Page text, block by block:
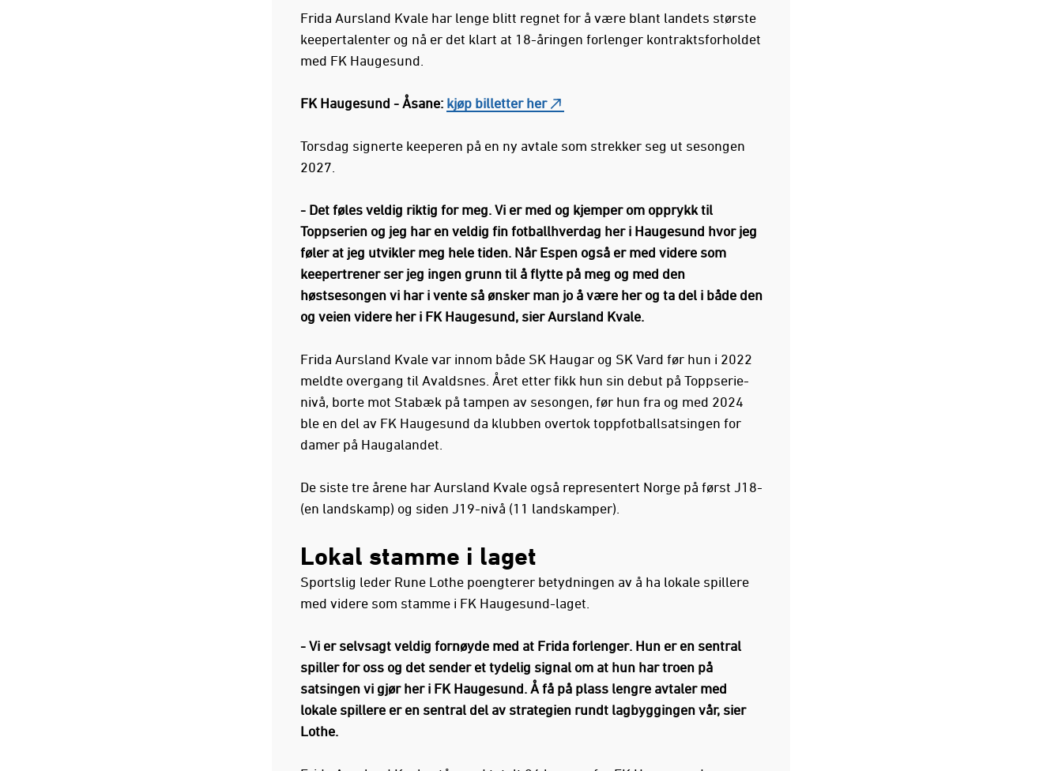
Frida Aursland Kvale har lenge blitt regnet for å være blant landets største
keepertalenter og nå er det klart at 18-åringen forlenger kontraktsforholdet
med FK Haugesund.
FK Haugesund - Åsane: kjøp billetter her
Torsdag signerte keeperen på en ny avtale som strekker seg ut sesongen
2027.
- Det føles veldig riktig for meg. Vi er med og kjemper om opprykk til
Toppserien og jeg har en veldig fin fotballhverdag her i Haugesund hvor jeg
føler at jeg utvikler meg hele tiden. Når Espen også er med videre som
keepertrener ser jeg ingen grunn til å flytte på meg og med den
høstsesongen vi har i vente så ønsker man jo å være her og ta del i både den
og veien videre her i FK Haugesund, sier Aursland Kvale.
Frida Aursland Kvale var innom både SK Haugar og SK Vard før hun i 2022
meldte overgang til Avaldsnes. Året etter fikk hun sin debut på Toppserie-
nivå, borte mot Stabæk på tampen av sesongen, før hun fra og med 2024
ble en del av FK Haugesund da klubben overtok toppfotballsatsingen for
damer på Haugalandet.
De siste tre årene har Aursland Kvale også representert Norge på først J18-
(en landskamp) og siden J19-nivå (11 landskamper).
Lokal stamme i laget
Sportslig leder Rune Lothe poengterer betydningen av å ha lokale spillere
med videre som stamme i FK Haugesund-laget.
- Vi er selvsagt veldig fornøyde med at Frida forlenger. Hun er en sentral
spiller for oss og det sender et tydelig signal om at hun har troen på
satsingen vi gjør her i FK Haugesund. Å få på plass lengre avtaler med
lokale spillere er en sentral del av strategien rundt lagbyggingen vår, sier
Lothe.